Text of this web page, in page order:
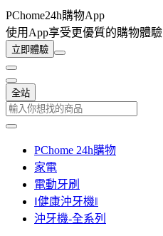
PChome24h購物App
使用App享受更優質的購物體驗
立即體驗
全站
PChome 24h購物
家電
電動牙刷
‖健康沖牙機‖
沖牙機-全系列